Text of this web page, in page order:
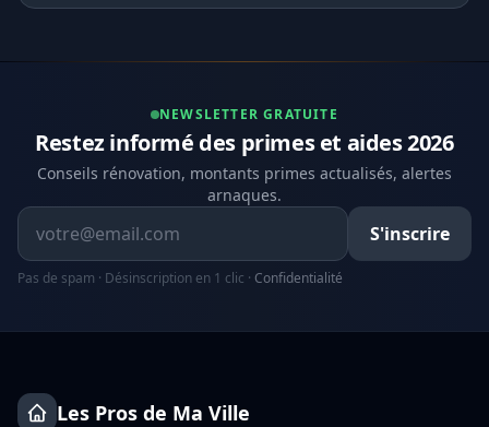
NEWSLETTER GRATUITE
Restez informé des primes et aides 2026
Conseils rénovation, montants primes actualisés, alertes
arnaques.
Adresse email
S'inscrire
Pas de spam · Désinscription en 1 clic · Confidentialité
Les Pros de Ma Ville